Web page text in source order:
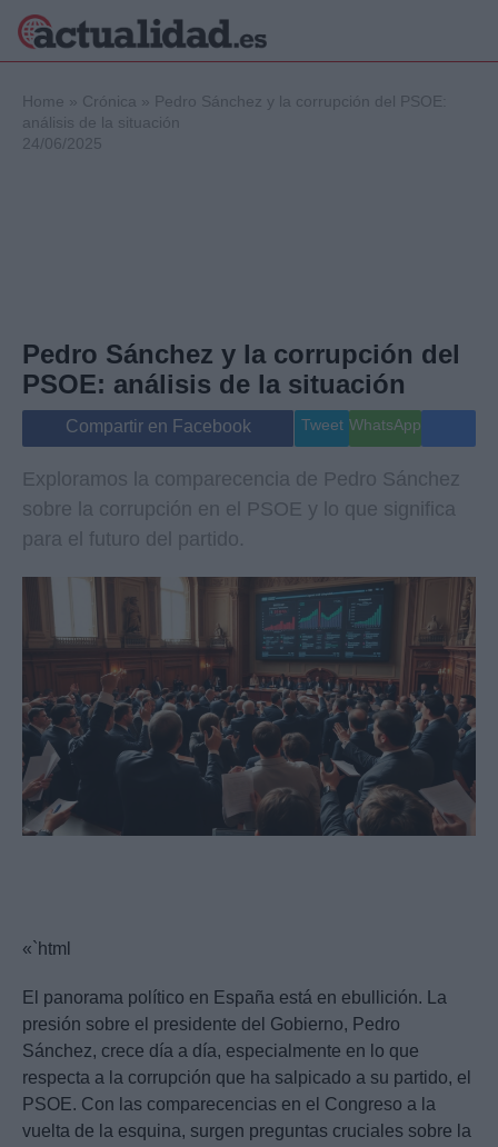
Internacional
Viajes
Gente
Musica
Home » Crónica » Pedro Sánchez y la corrupción del PSOE:
análisis de la situación
24/06/2025
Pedro Sánchez y la corrupción del
PSOE: análisis de la situación
Compartir en Facebook Tweet WhatsApp
Exploramos la comparecencia de Pedro Sánchez
sobre la corrupción en el PSOE y lo que significa
para el futuro del partido.
«`html
El panorama político en España está en ebullición. La
presión sobre el presidente del Gobierno, Pedro
Sánchez, crece día a día, especialmente en lo que
respecta a la corrupción que ha salpicado a su partido, el
PSOE. Con las comparecencias en el Congreso a la
vuelta de la esquina, surgen preguntas cruciales sobre la